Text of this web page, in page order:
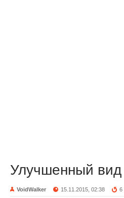
Улучшенный вид
VoidWalker 15.11.2015, 02:38 6